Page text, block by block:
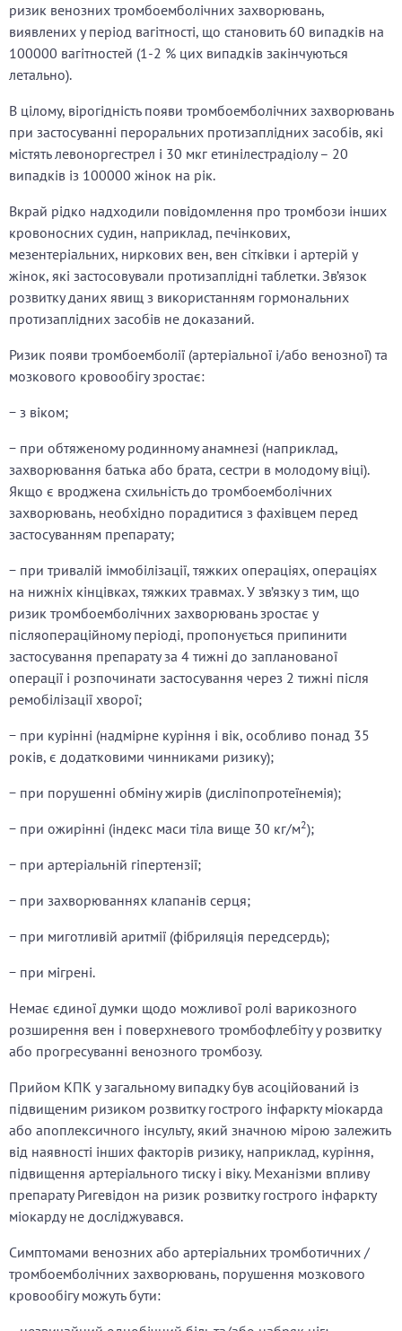
ризик венозних тромбоемболічних захворювань,
виявлених у період вагітності, що становить 60 випадків на
100000 вагітностей (1-2 % цих випадків закінчуються
летально).
В цілому, вірогідність появи тромбоемболічних захворювань
при застосуванні пероральних протизаплідних засобів, які
містять левоноргестрел і 30 мкг етинілестрадіолу – 20
випадків із 100000 жінок на рік.
Вкрай рідко надходили повідомлення про тромбози інших
кровоносних судин, наприклад, печінкових,
мезентеріальних, ниркових вен, вен сітківки і артерій у
жінок, які застосовували протизаплідні таблетки. Зв’язок
розвитку даних явищ з використанням гормональних
протизаплідних засобів не доказаний.
Ризик появи тромбоемболії (артеріальної і/або венозної) та
мозкового кровообігу зростає:
− з віком;
− при обтяженому родинному анамнезі (наприклад,
захворювання батька або брата, сестри в молодому віці).
Якщо є вроджена схильність до тромбоемболічних
захворювань, необхідно порадитися з фахівцем перед
застосуванням препарату;
− при тривалій іммобілізації, тяжких операціях, операціях
на нижніх кінцівках, тяжких травмах. У зв’язку з тим, що
ризик тромбоемболічних захворювань зростає у
післяопераційному періоді, пропонується припинити
застосування препарату за 4 тижні до запланованої
операції і розпочинати застосування через 2 тижні після
ремобілізації хворої;
− при курінні (надмірне куріння і вік, особливо понад 35
років, є додатковими чинниками ризику);
− при порушенні обміну жирів (дисліпопротеїнемія);
− при ожирінні (індекс маси тіла вище 30 кг/м2);
− при артеріальній гіпертензії;
− при захворюваннях клапанів серця;
− при миготливій аритмії (фібриляція передсердь);
− при мігрені.
Немає єдиної думки щодо можливої ​​ролі варикозного
розширення вен і поверхневого тромбофлебіту у розвитку
або прогресуванні венозного тромбозу.
Прийом КПК у загальному випадку був асоційований із
підвищеним ризиком розвитку гострого інфаркту міокарда
або апоплексичного інсульту, який значною мірою залежить
від наявності інших факторів ризику, наприклад, куріння,
підвищення артеріального тиску і віку. Механізми впливу
препарату Ригевідон на ризик розвитку гострого інфаркту
міокарду не досліджувався.
Симптомами венозних або артеріальних тромботичних /
тромбоемболічних захворювань, порушення мозкового
кровообігу можуть бути: